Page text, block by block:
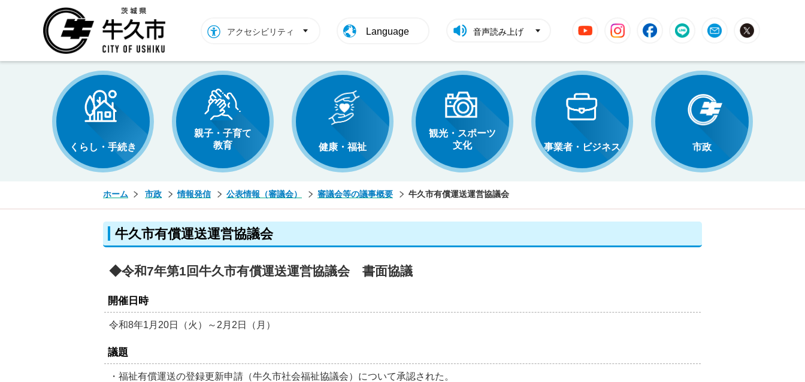
アクセシビリティ Language 音声読み上げ
YouTube InstagramFacebookLINE Mail
くらし・手続き
親子・子育て
教育
健康・福祉
観光・スポーツ
文化
事業者・ビジネス 市政
ホーム 市政 情報発信 公表情報（審議会） 審議会等の議事概要 牛久市有償運送運営協議会
牛久市有償運送運営協議会
◆令和7年第1回牛久市有償運送運営協議会 書面協議
開催日時
令和8年1月20日（火）～2月2日（月）
議題
・福祉有償運送の登録更新申請（牛久市社会福祉協議会）について承認された。